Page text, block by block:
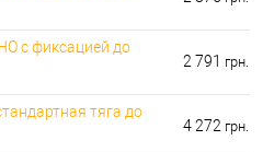
с фиксацией до
2 791 грн.
тяга до
4 272 грн.